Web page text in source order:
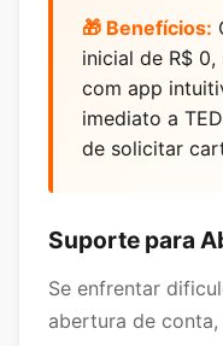
🎁 Benefícios:
inicial de R$
com app
imediato a
de solicitar
Suporte para
Se enfrentar
abertura de